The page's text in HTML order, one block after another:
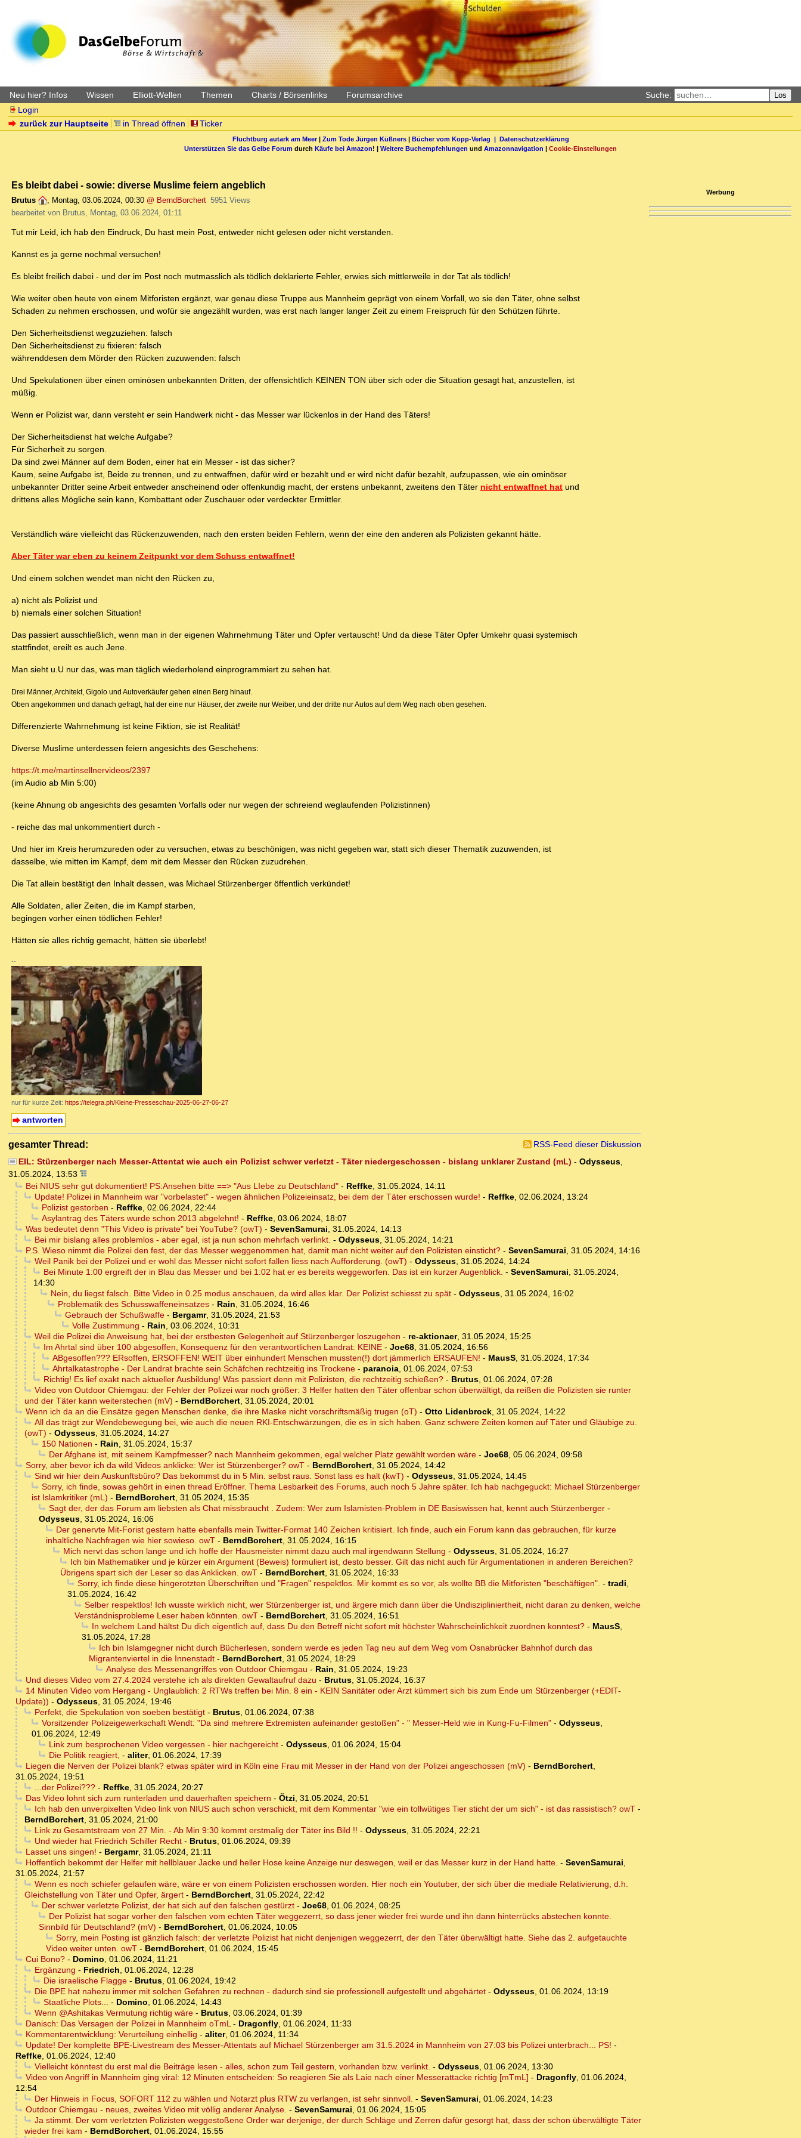
Neu hier? Infos Wissen Elliott-Wellen Themen Charts / Börsenlinks Forumsarchive Suche: Los
Login
zurück zur Hauptseite
in Thread öffnen Ticker
Fluchtburg autark am Meer| Zum Tode Jürgen Küßners| Bücher vom Kopp-Verlag | Datenschutzerklärung
Unterstützen Sie das Gelbe Forum durch Käufe bei Amazon! | Weitere Buchempfehlungen und Amazonnavigation | Cookie-Einstellungen
Es bleibt dabei - sowie: diverse Muslime feiern angeblich
Brutus , Montag, 03.06.2024, 00:30 @ BerndBorchert 5951 Views
bearbeitet von Brutus, Montag, 03.06.2024, 01:11
Tut mir Leid, ich hab den Eindruck, Du hast mein Post, entweder nicht gelesen oder nicht verstanden.
Kannst es ja gerne nochmal versuchen!
Es bleibt freilich dabei - und der im Post noch mutmasslich als tödlich deklarierte Fehler, erwies sich mittlerweile in der Tat als tödlich!
Wie weiter oben heute von einem Mitforisten ergänzt, war genau diese Truppe aus Mannheim geprägt von einem Vorfall, wo sie den Täter, ohne selbst
Schaden zu nehmen erschossen, und wofür sie angezählt wurden, was erst nach langer langer Zeit zu einem Freispruch für den Schützen führte.
Den Sicherheitsdienst wegzuziehen: falsch
Den Sicherheitsdienst zu fixieren: falsch
währenddesen dem Mörder den Rücken zuzuwenden: falsch
Und Spekulationen über einen ominösen unbekannten Dritten, der offensichtlich KEINEN TON über sich oder die Situation gesagt hat, anzustellen, ist
müßig.
Wenn er Polizist war, dann versteht er sein Handwerk nicht - das Messer war lückenlos in der Hand des Täters!
Der Sicherheitsdienst hat welche Aufgabe?
Für Sicherheit zu sorgen.
Da sind zwei Männer auf dem Boden, einer hat ein Messer - ist das sicher?
Kaum, seine Aufgabe ist, Beide zu trennen, und zu entwaffnen, dafür wird er bezahlt und er wird nicht dafür bezahlt, aufzupassen, wie ein ominöser
unbekannter Dritter seine Arbeit entweder anscheinend oder offenkundig macht, der erstens unbekannt, zweitens den Täter nicht entwaffnet hat und
drittens alles Mögliche sein kann, Kombattant oder Zuschauer oder verdeckter Ermittler.
Verständlich wäre vielleicht das Rückenzuwenden, nach den ersten beiden Fehlern, wenn der eine den anderen als Polizisten gekannt hätte.
Aber Täter war eben zu keinem Zeitpunkt vor dem Schuss entwaffnet!
Und einem solchen wendet man nicht den Rücken zu,
a) nicht als Polizist und
b) niemals einer solchen Situation!
Das passiert ausschließlich, wenn man in der eigenen Wahrnehmung Täter und Opfer vertauscht! Und da diese Täter Opfer Umkehr quasi systemisch
stattfindet, ereilt es auch Jene.
Man sieht u.U nur das, was man täglich wiederholend einprogrammiert zu sehen hat.
Drei Männer, Architekt, Gigolo und Autoverkäufer gehen einen Berg hinauf.
Oben angekommen und danach gefragt, hat der eine nur Häuser, der zweite nur Weiber, und der dritte nur Autos auf dem Weg nach oben gesehen.
Differenzierte Wahrnehmung ist keine Fiktion, sie ist Realität!
Diverse Muslime unterdessen feiern angesichts des Geschehens:
https://t.me/martinsellnervideos/2397
(im Audio ab Min 5:00)
(keine Ahnung ob angesichts des gesamten Vorfalls oder nur wegen der schreiend weglaufenden Polizistinnen)
- reiche das mal unkommentiert durch -
Und hier im Kreis herumzureden oder zu versuchen, etwas zu beschönigen, was nicht gegeben war, statt sich dieser Thematik zuzuwenden, ist
dasselbe, wie mitten im Kampf, dem mit dem Messer den Rücken zuzudrehen.
Die Tat allein bestätigt den Inhalt dessen, was Michael Stürzenberger öffentlich verkündet!
Alle Soldaten, aller Zeiten, die im Kampf starben,
begingen vorher einen tödlichen Fehler!
Hätten sie alles richtig gemacht, hätten sie überlebt!
--
nur für kurze Zeit: https://telegra.ph/Kleine-Presseschau-2025-06-27-06-27
antworten
gesamter Thread:
RSS-Feed dieser Diskussion
EIL: Stürzenberger nach Messer-Attentat wie auch ein Polizist schwer verletzt - Täter niedergeschossen - bislang unklarer Zustand (mL) - Odysseus,
31.05.2024, 13:53
Bei NIUS sehr gut dokumentiert! PS:Ansehen bitte ==> "Aus LIebe zu Deutschland"- Reffke, 31.05.2024, 14:11
Update! Polizei in Mannheim war "vorbelastet" - wegen ähnlichen Polizeieinsatz, bei dem der Täter erschossen wurde! - Reffke, 02.06.2024, 13:24
Polizist gestorben - Reffke, 02.06.2024, 22:44
Asylantrag des Täters wurde schon 2013 abgelehnt! - Reffke, 03.06.2024, 18:07
Was bedeutet denn "This Video is private" bei YouTube? (owT) - SevenSamurai, 31.05.2024, 14:13
Bei mir bislang alles problemlos - aber egal, ist ja nun schon mehrfach verlinkt. - Odysseus, 31.05.2024, 14:21
P.S. Wieso nimmt die Polizei den fest, der das Messer weggenommen hat, damit man nicht weiter auf den Polizisten einsticht?- SevenSamurai, 31.05.2024, 14:16
Weil Panik bei der Polizei und er wohl das Messer nicht sofort fallen liess nach Aufforderung. (owT) - Odysseus, 31.05.2024, 14:24
Bei Minute 1:00 ergreift der in Blau das Messer und bei 1:02 hat er es bereits weggeworfen. Das ist ein kurzer Augenblick. - SevenSamurai, 31.05.2024,
14:30
Nein, du liegst falsch. Bitte Video in 0.25 modus anschauen, da wird alles klar. Der Polizist schiesst zu spät- Odysseus, 31.05.2024, 16:02
Problematik des Schusswaffeneinsatzes- Rain, 31.05.2024, 16:46
Gebrauch der Schußwaffe- Bergamr, 31.05.2024, 21:53
Volle Zustimmung - Rain, 03.06.2024, 10:31
Weil die Polizei die Anweisung hat, bei der erstbesten Gelegenheit auf Stürzenberger loszugehen - re-aktionaer, 31.05.2024, 15:25
Im Ahrtal sind über 100 abgesoffen, Konsequenz für den verantwortlichen Landrat: KEINE- Joe68, 31.05.2024, 16:56
ABgesoffen??? ERsoffen, ERSOFFEN! WEIT über einhundert Menschen mussten(!) dort jämmerlich ERSAUFEN! - MausS, 31.05.2024, 17:34
Ahrtalkatastrophe - Der Landrat brachte sein Schäfchen rechtzeitig ins Trockene- paranoia, 01.06.2024, 07:53
Richtig! Es lief exakt nach aktueller Ausbildung! Was passiert denn mit Polizisten, die rechtzeitig schießen?- Brutus, 01.06.2024, 07:28
Video von Outdoor Chiemgau: der Fehler der Polizei war noch größer: 3 Helfer hatten den Täter offenbar schon überwältigt, da reißen die Polizisten sie runter
und der Täter kann weiterstechen (mV) - BerndBorchert, 31.05.2024, 20:01
Wenn ich da an die Einsätze gegen Menschen denke, die ihre Maske nicht vorschriftsmäßig trugen (oT) - Otto Lidenbrock, 31.05.2024, 14:22
All das trägt zur Wendebewegung bei, wie auch die neuen RKI-Entschwärzungen, die es in sich haben. Ganz schwere Zeiten komen auf Täter und Gläubige zu.
(owT) - Odysseus, 31.05.2024, 14:27
150 Nationen - Rain, 31.05.2024, 15:37
Der Afghane ist, mit seinem Kampfmesser? nach Mannheim gekommen, egal welcher Platz gewählt worden wäre- Joe68, 05.06.2024, 09:58
Sorry, aber bevor ich da wild Videos anklicke: Wer ist Stürzenberger? owT- BerndBorchert, 31.05.2024, 14:42
Sind wir hier dein Auskunftsbüro? Das bekommst du in 5 Min. selbst raus. Sonst lass es halt (kwT) - Odysseus, 31.05.2024, 14:45
Sorry, ich finde, sowas gehört in einen thread Eröffner. Thema Lesbarkeit des Forums, auch noch 5 Jahre später. Ich hab nachgeguckt: Michael Stürzenberger
ist Islamkritiker (mL) - BerndBorchert, 31.05.2024, 15:35
Sagt der, der das Forum am liebsten als Chat missbraucht . Zudem: Wer zum Islamisten-Problem in DE Basiswissen hat, kennt auch Stürzenberger-
Odysseus, 31.05.2024, 16:06
Der genervte Mit-Forist gestern hatte ebenfalls mein Twitter-Format 140 Zeichen kritisiert. Ich finde, auch ein Forum kann das gebrauchen, für kurze
inhaltliche Nachfragen wie hier sowieso. owT - BerndBorchert, 31.05.2024, 16:15
Mich nervt das schon lange und ich hoffe der Hausmeister nimmt dazu auch mal irgendwann Stellung - Odysseus, 31.05.2024, 16:27
Ich bin Mathematiker und je kürzer ein Argument (Beweis) formuliert ist, desto besser. Gilt das nicht auch für Argumentationen in anderen Bereichen?
Übrigens spart sich der Leser so das Anklicken. owT - BerndBorchert, 31.05.2024, 16:33
Sorry, ich finde diese hingerotzten Überschriften und "Fragen" respektlos. Mir kommt es so vor, als wollte BB die Mitforisten "beschäftigen". - tradi,
31.05.2024, 16:42
Selber respektlos! Ich wusste wirklich nicht, wer Stürzenberger ist, und ärgere mich dann über die Undiszipliniertheit, nicht daran zu denken, welche
Verständnisprobleme Leser haben könnten. owT - BerndBorchert, 31.05.2024, 16:51
In welchem Land hältst Du dich eigentlich auf, dass Du den Betreff nicht sofort mit höchster Wahrscheinlichkeit zuordnen konntest?- MausS,
31.05.2024, 17:28
Ich bin Islamgegner nicht durch Bücherlesen, sondern werde es jeden Tag neu auf dem Weg vom Osnabrücker Bahnhof durch das
Migrantenviertel in die Innenstadt - BerndBorchert, 31.05.2024, 18:29
Analyse des Messenangriffes von Outdoor Chiemgau - Rain, 31.05.2024, 19:23
Und dieses Video vom 27.4.2024 verstehe ich als direkten Gewaltaufruf dazu - Brutus, 31.05.2024, 16:37
14 Minuten Video vom Hergang - Unglaublich: 2 RTWs treffen bei Min. 8 ein - KEIN Sanitäter oder Arzt kümmert sich bis zum Ende um Stürzenberger (+EDIT-
Update)) - Odysseus, 31.05.2024, 19:46
Perfekt, die Spekulation von soeben bestätigt- Brutus, 01.06.2024, 07:38
Vorsitzender Polizeigewerkschaft Wendt: "Da sind mehrere Extremisten aufeinander gestoßen" - " Messer-Held wie in Kung-Fu-Filmen"- Odysseus,
01.06.2024, 12:49
Link zum besprochenen Video vergessen - hier nachgereicht- Odysseus, 01.06.2024, 15:04
Die Politik reagiert, - aliter, 01.06.2024, 17:39
Liegen die Nerven der Polizei blank? etwas später wird in Köln eine Frau mit Messer in der Hand von der Polizei angeschossen (mV) - BerndBorchert,
31.05.2024, 19:51
...der Polizei???- Reffke, 31.05.2024, 20:27
Das Video lohnt sich zum runterladen und dauerhaften speichern - Ötzi, 31.05.2024, 20:51
Ich hab den unverpixelten Video link von NIUS auch schon verschickt, mit dem Kommentar "wie ein tollwütiges Tier sticht der um sich" - ist das rassistisch? owT-
BerndBorchert, 31.05.2024, 21:00
Link zu Gesamtstream von 27 Min. - Ab Min 9:30 kommt erstmalig der Täter ins Bild !! - Odysseus, 31.05.2024, 22:21
Und wieder hat Friedrich Schiller Recht- Brutus, 01.06.2024, 09:39
Lasset uns singen! - Bergamr, 31.05.2024, 21:11
Hoffentlich bekommt der Helfer mit hellblauer Jacke und heller Hose keine Anzeige nur deswegen, weil er das Messer kurz in der Hand hatte. - SevenSamurai,
31.05.2024, 21:57
Wenn es noch schiefer gelaufen wäre, wäre er von einem Polizisten erschossen worden. Hier noch ein Youtuber, der sich über die mediale Relativierung, d.h.
Gleichstellung von Täter und Opfer, ärgert - BerndBorchert, 31.05.2024, 22:42
Der schwer verletzte Polizist, der hat sich auf den falschen gestürzt- Joe68, 01.06.2024, 08:25
Der Polizist hat sogar vorher den falschen vom echten Täter weggezerrt, so dass jener wieder frei wurde und ihn dann hinterrücks abstechen konnte.
Sinnbild für Deutschland? (mV) - BerndBorchert, 01.06.2024, 10:05
Sorry, mein Posting ist gänzlich falsch: der verletzte Polizist hat nicht denjenigen weggezerrt, der den Täter überwältigt hatte. Siehe das 2. aufgetauchte
Video weiter unten. owT - BerndBorchert, 01.06.2024, 15:45
Cui Bono?- Domino, 01.06.2024, 11:21
Ergänzung - Friedrich, 01.06.2024, 12:28
Die israelische Flagge- Brutus, 01.06.2024, 19:42
Die BPE hat nahezu immer mit solchen Gefahren zu rechnen - dadurch sind sie professionell aufgestellt und abgehärtet- Odysseus, 01.06.2024, 13:19
Staatliche Plots... - Domino, 01.06.2024, 14:43
Wenn @Ashitakas Vermutung richtig wäre- Brutus, 03.06.2024, 01:39
Danisch: Das Versagen der Polizei in Mannheim oTmL- Dragonfly, 01.06.2024, 11:33
Kommentarentwicklung: Verurteilung einhellig - aliter, 01.06.2024, 11:34
Update! Der komplette BPE-Livestream des Messer-Attentats auf Michael Stürzenberger am 31.5.2024 in Mannheim von 27:03 bis Polizei unterbrach... PS! -
Reffke, 01.06.2024, 12:40
Vielleicht könntest du erst mal die Beiträge lesen - alles, schon zum Teil gestern, vorhanden bzw. verlinkt. - Odysseus, 01.06.2024, 13:30
Video von Angriff in Mannheim ging viral: 12 Minuten entscheiden: So reagieren Sie als Laie nach einer Messerattacke richtig [mTmL] - Dragonfly, 01.06.2024,
12:54
Der Hinweis in Focus, SOFORT 112 zu wählen und Notarzt plus RTW zu verlangen, ist sehr sinnvoll. - SevenSamurai, 01.06.2024, 14:23
Outdoor Chiemgau - neues, zweites Video mit völlig anderer Analyse. - SevenSamurai, 01.06.2024, 15:05
Ja stimmt. Der vom verletzten Polizisten weggestoßene Order war derjenige, der durch Schläge und Zerren dafür gesorgt hat, dass der schon überwältigte Täter
wieder frei kam - BerndBorchert, 01.06.2024, 15:55
Werbung